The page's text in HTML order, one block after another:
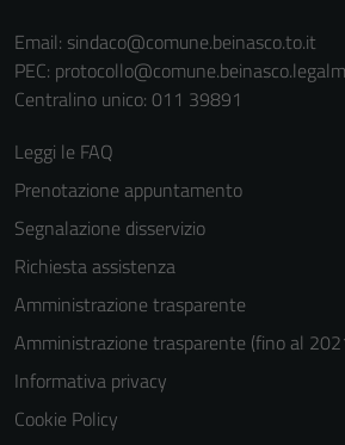
Email: sindaco@comune.beinasco.to.it
PEC:
Centralino unico: 011 39891
Leggi le FAQ
Prenotazione appuntamento
Segnalazione disservizio
Richiesta assistenza
Amministrazione trasparente
Amministrazione trasparente (fino al
Informativa privacy
Cookie Policy